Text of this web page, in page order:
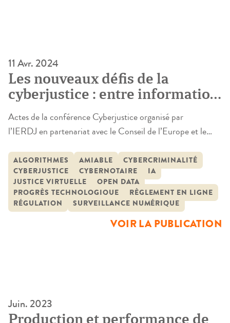
11 Avr. 2024
Les nouveaux défis de la
cyberjustice : entre information,
régulation et démocratie
Actes de la conférence Cyberjustice organisé par
l’IERDJ en partenariat avec le Conseil de l’Europe et le
novembre 2023 au Conseil de l’Europe à Strasbourg. La
Conférence cyberjustice Europe 2023 est un événement
qui rassemble des chercheurs, des experts et des
professionnels de nombreux pays pour discuter de […]
ALGORITHMES AMIABLE
CYBERCRIMINALITÉ
CYBERJUSTICE
CYBERNOTAIRE
IA
JUSTICE VIRTUELLE
OPEN DATA
PROGRÈS TECHNOLOGIQUE
RÈGLEMENT EN LIGNE
RÉGULATION
SURVEILLANCE NUMÉRIQUE
VOIR LA PUBLICATION
Juin. 2023
Production et performance de